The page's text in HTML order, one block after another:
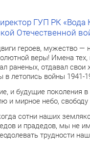
ГУП РК
Отечественной
героев, мужество —
веры! Имена
раненых, отдавал
в летопись войны 1941-
и будущие поколения в
и мирное небо,
сотни наших
и прадедов, мы не
трудности